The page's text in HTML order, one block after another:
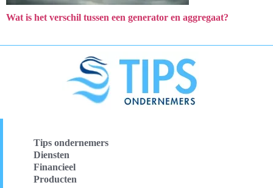
Wat is het verschil tussen een generator en aggregaat?
Tips ondernemers
Diensten
Financieel
Producten